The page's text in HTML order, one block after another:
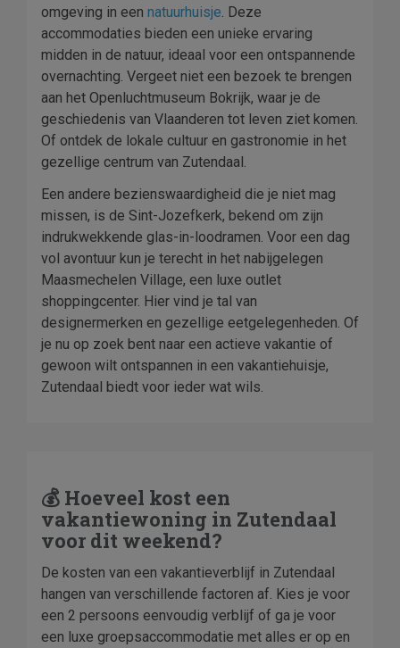
omgeving in een natuurhuisje. Deze
accommodaties bieden een unieke ervaring
midden in de natuur, ideaal voor een ontspannende
overnachting. Vergeet niet een bezoek te brengen
aan het Openluchtmuseum Bokrijk, waar je de
geschiedenis van Vlaanderen tot leven ziet komen.
Of ontdek de lokale cultuur en gastronomie in het
gezellige centrum van Zutendaal.
Een andere bezienswaardigheid die je niet mag
missen, is de Sint-Jozefkerk, bekend om zijn
indrukwekkende glas-in-loodramen. Voor een dag
vol avontuur kun je terecht in het nabijgelegen
Maasmechelen Village, een luxe outlet
shoppingcenter. Hier vind je tal van
designermerken en gezellige eetgelegenheden. Of
je nu op zoek bent naar een actieve vakantie of
gewoon wilt ontspannen in een vakantiehuisje,
Zutendaal biedt voor ieder wat wils.
💰 Hoeveel kost een
vakantiewoning in Zutendaal
voor dit weekend?
De kosten van een vakantieverblijf in Zutendaal
hangen van verschillende factoren af. Kies je voor
een 2 persoons eenvoudig verblijf of ga je voor
een luxe groepsaccommodatie met alles er op en